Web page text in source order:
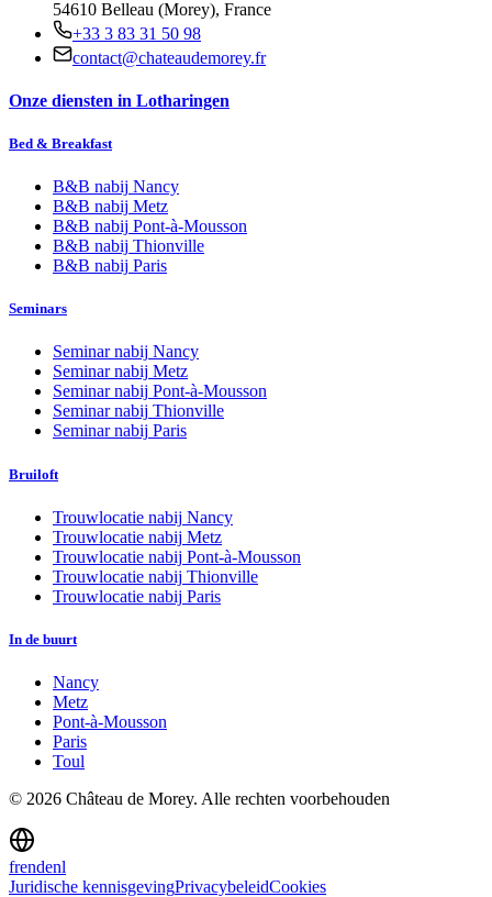
54610 Belleau (Morey), France
+33 3 83 31 50 98
contact@chateaudemorey.fr
Onze diensten in Lotharingen
Bed & Breakfast
B&B nabij Nancy
B&B nabij Metz
B&B nabij Pont-à-Mousson
B&B nabij Thionville
B&B nabij Paris
Seminars
Seminar nabij Nancy
Seminar nabij Metz
Seminar nabij Pont-à-Mousson
Seminar nabij Thionville
Seminar nabij Paris
Bruiloft
Trouwlocatie nabij Nancy
Trouwlocatie nabij Metz
Trouwlocatie nabij Pont-à-Mousson
Trouwlocatie nabij Thionville
Trouwlocatie nabij Paris
In de buurt
Nancy
Metz
Pont-à-Mousson
Paris
Toul
© 2026 Château de Morey. Alle rechten voorbehouden
frendenl
Juridische kennisgevingPrivacybeleidCookies